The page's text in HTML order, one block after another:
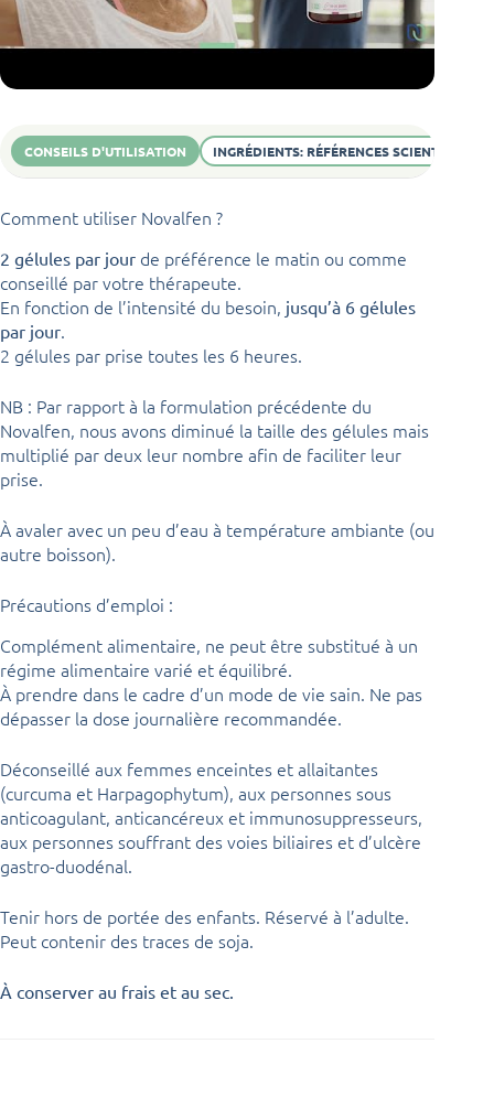
CONSEILS D'UTILISATION INGRÉDIENTS: RÉFÉRENCES SCIENTIFIQUES
Comment utiliser Novalfen ?
2 gélules par jour de préférence le matin ou comme
conseillé par votre thérapeute.
En fonction de l’intensité du besoin, jusqu’à 6 gélules
par jour.
2 gélules par prise toutes les 6 heures.
NB : Par rapport à la formulation précédente du
Novalfen, nous avons diminué la taille des gélules mais
multiplié par deux leur nombre afin de faciliter leur
prise.
À avaler avec un peu d’eau à température ambiante (ou
autre boisson).
Précautions d’emploi :
Complément alimentaire, ne peut être substitué à un
régime alimentaire varié et équilibré.
À prendre dans le cadre d’un mode de vie sain. Ne pas
dépasser la dose journalière recommandée.
Déconseillé aux femmes enceintes et allaitantes
(curcuma et Harpagophytum), aux personnes sous
anticoagulant, anticancéreux et immunosuppresseurs,
aux personnes souffrant des voies biliaires et d’ulcère
gastro-duodénal.
Tenir hors de portée des enfants. Réservé à l’adulte.
Peut contenir des traces de soja.
À conserver au frais et au sec.